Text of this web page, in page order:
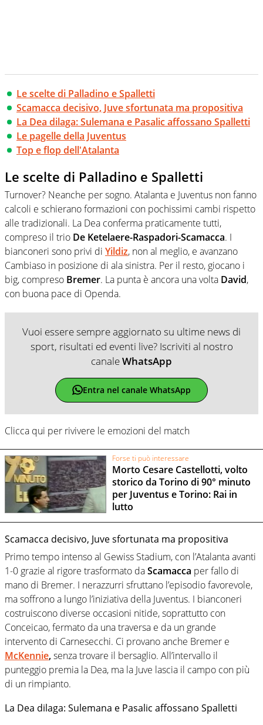
Le scelte di Palladino e Spalletti
Scamacca decisivo, Juve sfortunata ma propositiva
La Dea dilaga: Sulemana e Pasalic affossano Spalletti
Le pagelle della Juventus
Top e flop dell'Atalanta
Le scelte di Palladino e Spalletti
Turnover? Neanche per sogno. Atalanta e Juventus non fanno
calcoli e schierano formazioni con pochissimi cambi rispetto
alle tradizionali. La Dea conferma praticamente tutti,
compreso il trio De Ketelaere-Raspadori-Scamacca. I
bianconeri sono privi di Yildiz, non al meglio, e avanzano
Cambiaso in posizione di ala sinistra. Per il resto, giocano i
big, compreso Bremer. La punta è ancora una volta David,
con buona pace di Openda.
Vuoi essere sempre aggiornato su ultime news di
sport, risultati ed eventi live? Iscriviti al nostro
canaleWhatsApp
Entra nel canale WhatsApp
Clicca qui per rivivere le emozioni del match
Forse ti può interessare
Morto Cesare Castellotti, volto
storico da Torino di 90° minuto
per Juventus e Torino: Rai in
lutto
Scamacca decisivo, Juve sfortunata ma propositiva
Primo tempo intenso al Gewiss Stadium, con l’Atalanta avanti
1-0 grazie al rigore trasformato daScamacca per fallo di
mano di Bremer. I nerazzurri sfruttano l’episodio favorevole,
ma soffrono a lungo l’iniziativa della Juventus. I bianconeri
costruiscono diverse occasioni nitide, soprattutto con
Conceicao, fermato da una traversa e da un grande
intervento di Carnesecchi. Ci provano anche Bremer e
McKennie,senza trovare il bersaglio. All’intervallo il
punteggio premia la Dea, ma la Juve lascia il campo con più
di un rimpianto.
La Dea dilaga: Sulemana e Pasalic affossano Spalletti